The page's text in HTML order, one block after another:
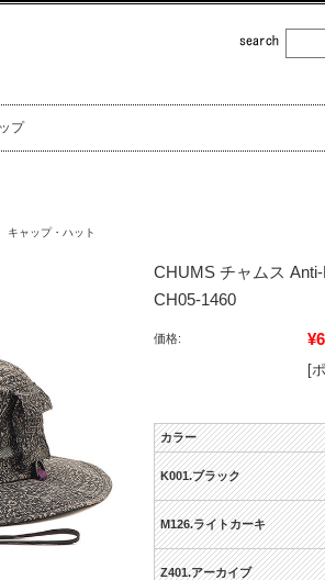
プ
キャップ・ハット
CHUMS チャムス
CH05-1460
価格:
[
カラー
K001.ブラック
M126.ライトカーキ
Z401.アーカイブ